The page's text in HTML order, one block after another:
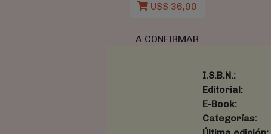
U$S 36,90
A CONFIRMAR
I.S.B.N.:
Editorial:
E-Book:
Categorías: